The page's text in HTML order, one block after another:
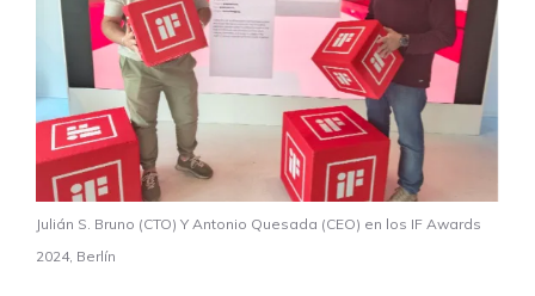
Julián S. Bruno (CTO) Y Antonio Quesada (CEO) en los IF Awards
2024, Berlín